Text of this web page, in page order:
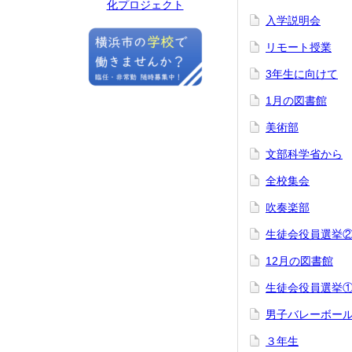
化プロジェクト
入学説明会
リモート授業
3年生に向けて
1月の図書館
美術部
文部科学省から
全校集会
吹奏楽部
生徒会役員選挙
12月の図書館
生徒会役員選挙
男子バレーボー
３年生